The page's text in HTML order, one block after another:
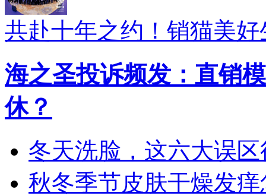
共赴十年之约！销猫美
海之圣投诉频发：直销
休？
冬天洗脸，这六大误
秋冬季节皮肤干燥发痒